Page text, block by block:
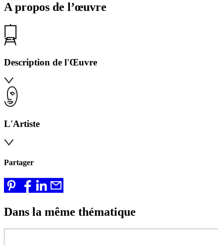
A propos de l’œuvre
Description de l'Œuvre
L'Artiste
Partager
Dans la même thématique